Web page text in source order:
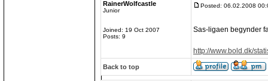
RainerWolfcastle
Junior
Joined: 19 Oct 2007
Posts: 9
Posted: 06.02.2008
Sas-ligaen begynder
http://www.bold.dk/
Back to top